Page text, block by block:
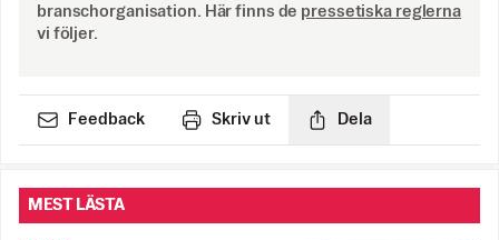
branschorganisation. Här finns de pressetiska reglerna
vi följer.
Feedback Skriv ut Dela
MEST LÄSTA